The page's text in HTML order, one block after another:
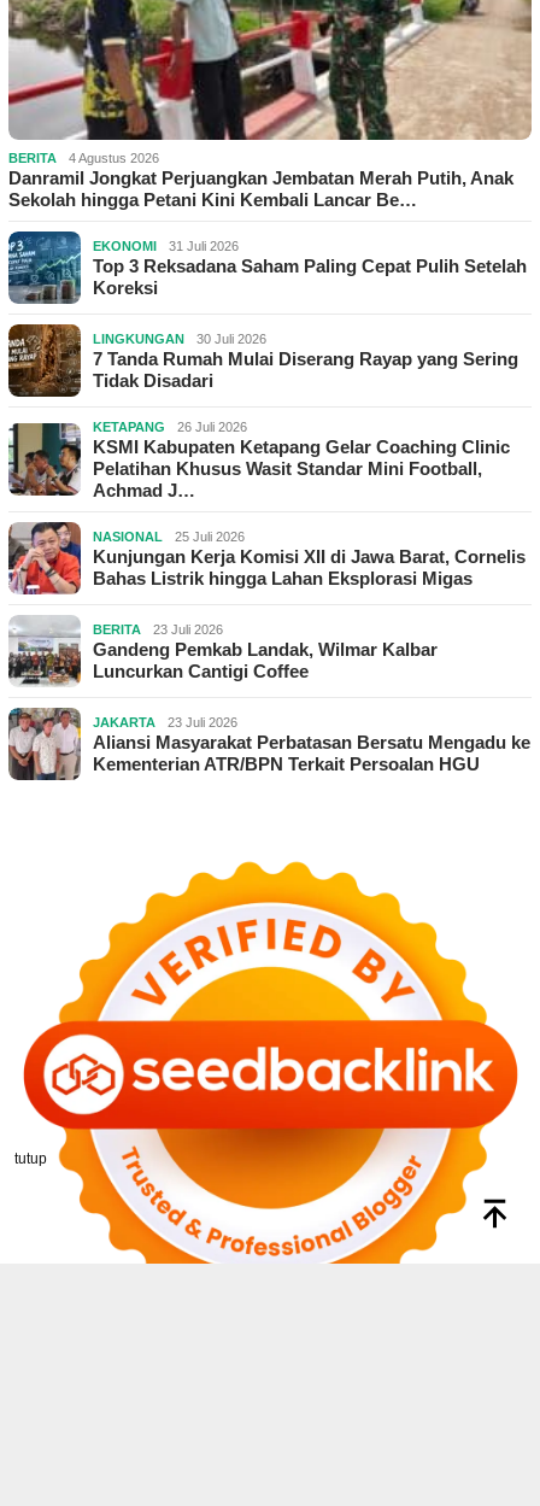
BERITA 4 Agustus 2026
Danramil Jongkat Perjuangkan Jembatan Merah Putih, Anak
Sekolah hingga Petani Kini Kembali Lancar Be…
EKONOMI 31 Juli 2026
Top 3 Reksadana Saham Paling Cepat Pulih Setelah
Koreksi
LINGKUNGAN 30 Juli 2026
7 Tanda Rumah Mulai Diserang Rayap yang Sering
Tidak Disadari
KETAPANG 26 Juli 2026
KSMI Kabupaten Ketapang Gelar Coaching Clinic
Pelatihan Khusus Wasit Standar Mini Football,
Achmad J…
NASIONAL 25 Juli 2026
Kunjungan Kerja Komisi XII di Jawa Barat, Cornelis
Bahas Listrik hingga Lahan Eksplorasi Migas
BERITA 23 Juli 2026
Gandeng Pemkab Landak, Wilmar Kalbar
Luncurkan Cantigi Coffee
JAKARTA 23 Juli 2026
Aliansi Masyarakat Perbatasan Bersatu Mengadu ke
Kementerian ATR/BPN Terkait Persoalan HGU
tutup